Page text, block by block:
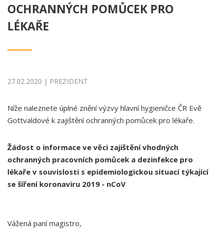
OCHRANNÝCH POMŮCEK PRO
LÉKAŘE
27.02.2020 | PREZIDENT
Níže naleznete úplné znění výzvy hlavní hygieničce ČR Evě
Gottvaldové k zajištění ochranných pomůcek pro lékaře.
Žádost o informace ve věci zajištění vhodných
ochranných pracovních pomůcek a dezinfekce pro
lékaře v souvislosti s epidemiologickou situací týkající
se šíření koronaviru 2019 - nCoV
Vážená paní magistro,